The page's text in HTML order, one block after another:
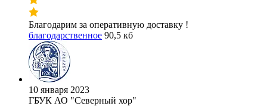
Благодарим за оперативную доставку !
благодарственное 90,5 кб
10 января 2023
ГБУК АО "Северный хор"